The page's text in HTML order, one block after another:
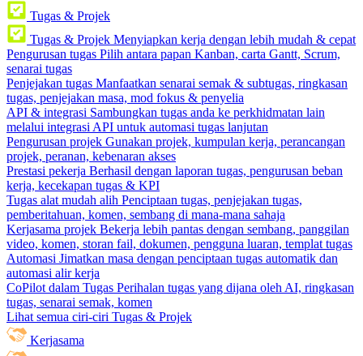
Tugas & Projek
Tugas & Projek Menyiapkan kerja dengan lebih mudah & cepat
Pengurusan tugas Pilih antara papan Kanban, carta Gantt, Scrum,
senarai tugas
Penjejakan tugas Manfaatkan senarai semak & subtugas, ringkasan
tugas, penjejakan masa, mod fokus & penyelia
API & integrasi Sambungkan tugas anda ke perkhidmatan lain
melalui integrasi API untuk automasi tugas lanjutan
Pengurusan projek Gunakan projek, kumpulan kerja, perancangan
projek, peranan, kebenaran akses
Prestasi pekerja Berhasil dengan laporan tugas, pengurusan beban
kerja, kecekapan tugas & KPI
Tugas alat mudah alih Penciptaan tugas, penjejakan tugas,
pemberitahuan, komen, sembang di mana-mana sahaja
Kerjasama projek Bekerja lebih pantas dengan sembang, panggilan
video, komen, storan fail, dokumen, pengguna luaran, templat tugas
Automasi Jimatkan masa dengan penciptaan tugas automatik dan
automasi alir kerja
CoPilot dalam Tugas Perihalan tugas yang dijana oleh AI, ringkasan
tugas, senarai semak, komen
Lihat semua ciri-ciri Tugas & Projek
Kerjasama